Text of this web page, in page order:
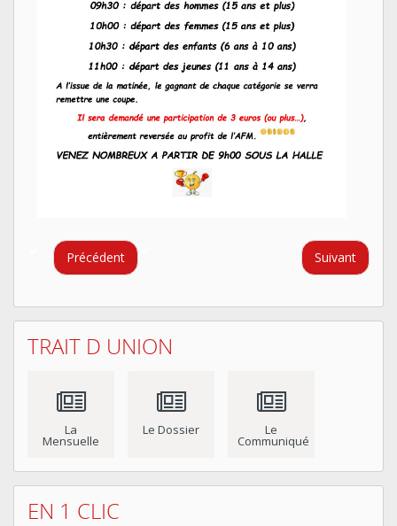
Précédent Suivant
TRAIT D UNION
La
Mensuelle
Le Dossier Le
Communiqué
EN 1 CLIC